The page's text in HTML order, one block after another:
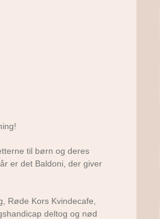
til børn og deres
er det Baldoni, der giver
Røde Kors Kvindecafe,
deltog og nød